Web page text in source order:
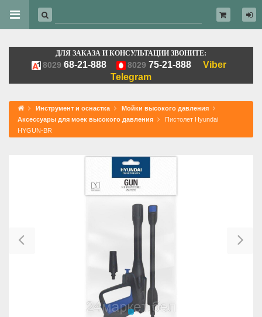
ДЛЯ ЗАКАЗА И КОНСУЛЬТАЦИИ ЗВОНИТЕ:
8029 68-21-888 8029 75-21-888
Viber
Telegram
Инструмент и оснастка
Мойки высокого давления
Аксессуары для моек высокого давления
Пистолет Hyundai
HYGUN-BR